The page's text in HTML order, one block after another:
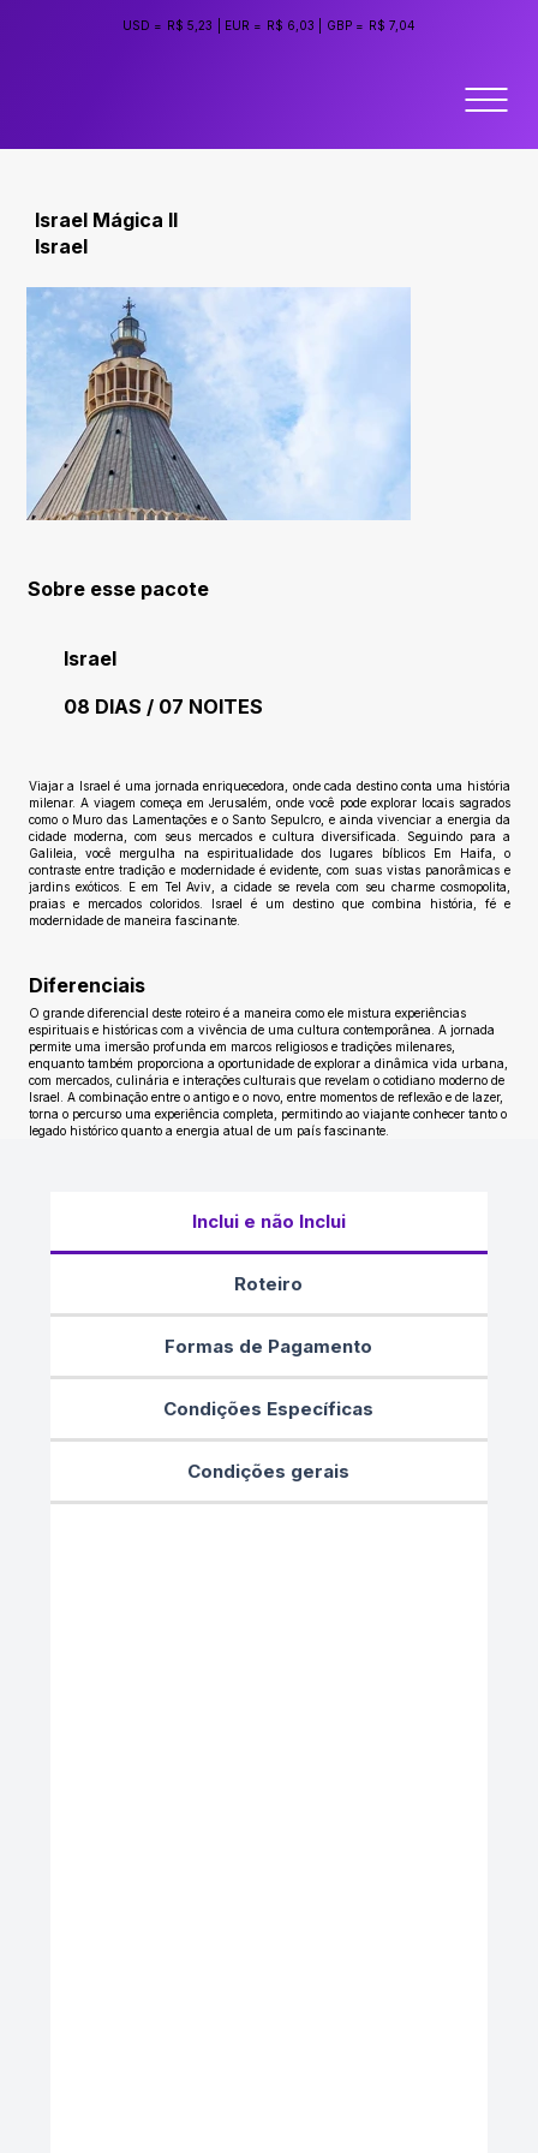
USD = R$ 5,23 EUR = R$ 6,03 GBP = R$ 7,04
Israel Mágica II
Israel
Sobre esse pacote
Israel
08 DIAS / 07 NOITES
Viajar a Israel é uma jornada enriquecedora, onde cada destino conta uma história
milenar. A viagem começa em Jerusalém, onde você pode explorar locais sagrados
como o Muro das Lamentações e o Santo Sepulcro, e ainda vivenciar a energia da
cidade moderna, com seus mercados e cultura diversificada. Seguindo para a
Galileia, você mergulha na espiritualidade dos lugares bíblicos Em Haifa, o
contraste entre tradição e modernidade é evidente, com suas vistas panorâmicas e
jardins exóticos. E em Tel Aviv, a cidade se revela com seu charme cosmopolita,
praias e mercados coloridos. Israel é um destino que combina história, fé e
modernidade de maneira fascinante.
Diferenciais
O grande diferencial deste roteiro é a maneira como ele mistura experiências
espirituais e históricas com a vivência de uma cultura contemporânea. A jornada
permite uma imersão profunda em marcos religiosos e tradições milenares,
enquanto também proporciona a oportunidade de explorar a dinâmica vida urbana,
com mercados, culinária e interações culturais que revelam o cotidiano moderno de
Israel. A combinação entre o antigo e o novo, entre momentos de reflexão e de lazer,
torna o percurso uma experiência completa, permitindo ao viajante conhecer tanto o
legado histórico quanto a energia atual de um país fascinante.
Inclui e não Inclui
Roteiro
Formas de Pagamento
Condições Específicas
Condições gerais